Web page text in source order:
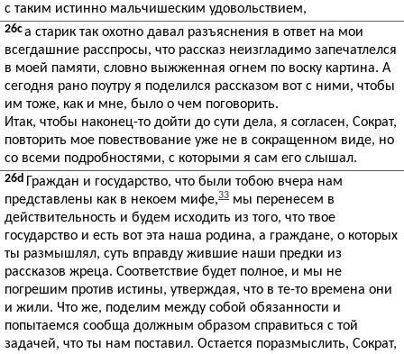
с таким истинно мальчишеским удовольствием,
26cа старик так охотно давал разъяснения в ответ на мои
всегдашние расспросы, что рассказ неизгладимо запечатлелся
в моей памяти, словно выжженная огнем по воску картина. А
сегодня рано поутру я поделился рассказом вот с ними, чтобы
им тоже, как и мне, было о чем поговорить.
Итак, чтобы наконец-то дойти до сути дела, я согласен, Сократ,
повторить мое повествование уже не в сокращенном виде, но
со всеми подробностями, с которыми я сам его слышал.
26d Граждан и государство, что были тобою вчера нам
представлены как в некоем мифе,33 мы перенесем в
действительность и будем исходить из того, что твое
государство и есть вот эта наша родина, а граждане, о которых
ты размышлял, суть вправду жившие наши предки из
рассказов жреца. Соответствие будет полное, и мы не
погрешим против истины, утверждая, что в те-то времена они
и жили. Что же, поделим между собой обязанности и
попытаемся сообща должным образом справиться с той
задачей, что ты нам поставил. Остается поразмыслить, Сократ,